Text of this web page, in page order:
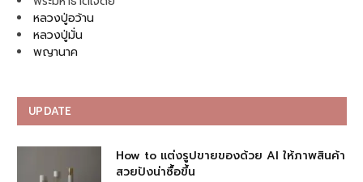
หลวงปู่อว้าน
หลวงปู่มั่น
พญานาค
UPDATE
How to แต่งรูปขายของด้วย AI ให้ภาพสินค้า
สวยปังน่าซื้อขึ้น